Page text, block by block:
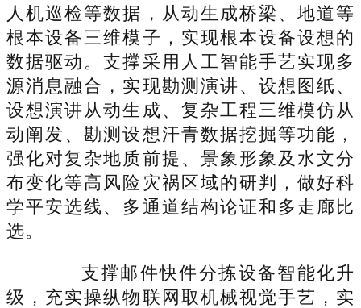
人机巡检等数据，从动生成桥梁、地道等
根本设备三维模子，实现根本设备设想的
数据驱动。支撑采用人工智能手艺实现多
源消息融合，实现勘测演讲、设想图纸、
设想演讲从动生成、复杂工程三维模仿从
动阐发、勘测设想汗青数据挖掘等功能，
强化对复杂地质前提、景象形象及水文分
布变化等高风险灾祸区域的研判，做好科
学平安选线、多通道结构论证和多走廊比
选。
支撑邮件快件分拣设备智能化升
级，充实操纵物联网取机械视觉手艺，实